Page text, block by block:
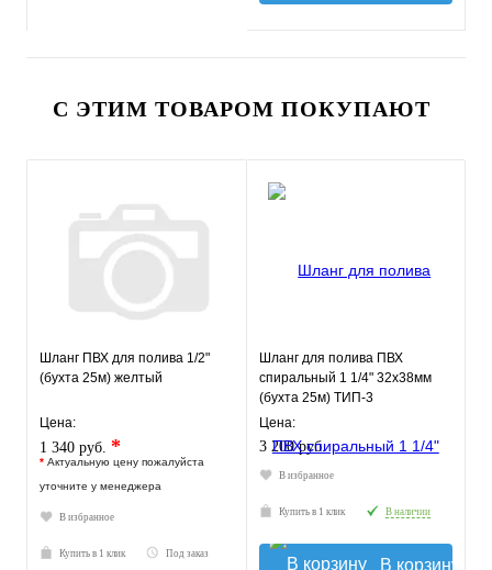
С ЭТИМ ТОВАРОМ ПОКУПАЮТ
Шланг ПВХ для полива 1/2"
(бухта 25м) желтый
Цена:
1 340 руб. *
* Актуальную цену пожалуйста
уточните у менеджера
В избранное
Купить в 1 клик Под заказ
Шланг для полива ПВХ
спиральный 1 1/4" 32х38мм
(бухта 25м) ТИП-3
слабонапорный
морозостойкий
Цена:
3 200 руб.
В избранное
Купить в 1 клик В наличии
В корзину